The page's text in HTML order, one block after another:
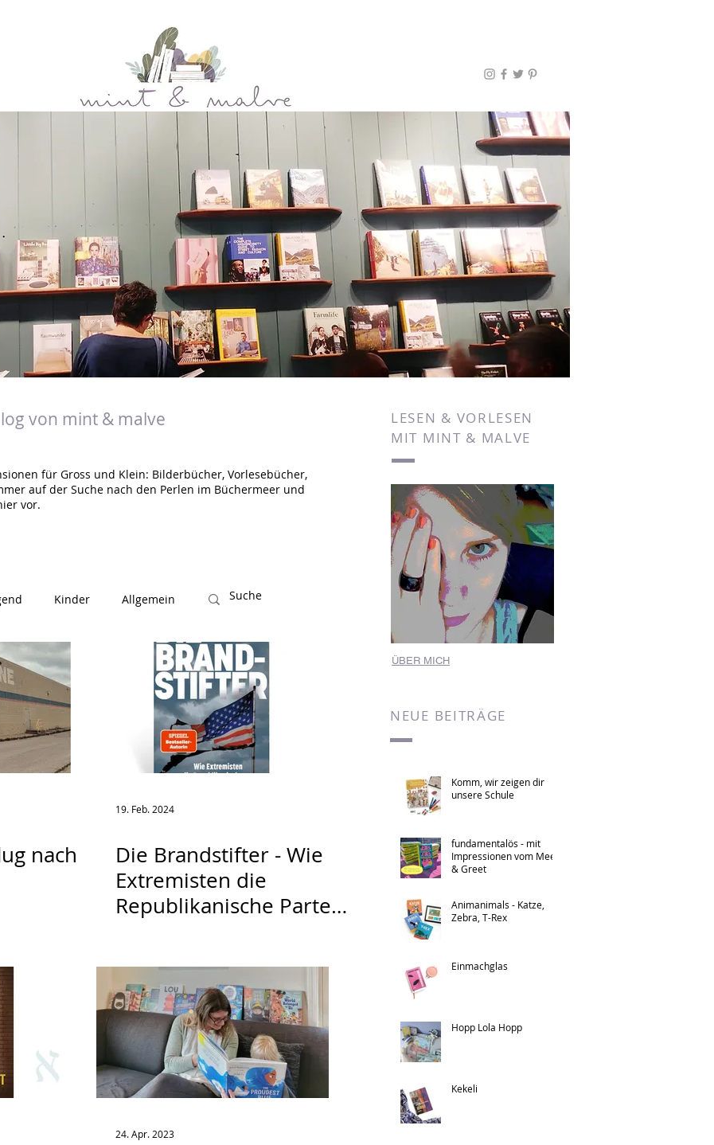
von mint & malve
LESEN & VORLESEN
MIT MINT & MALVE
für Gross und Klein: Bilderbücher, Vorlesebücher,
auf der Suche nach den Perlen im Büchermeer und
vor.
Kinder Allgemein
nach
19. Feb. 2024
Die Brandstifter - Wie
Extremisten die
Republikanische Partei
24. Apr. 2023
ÜBER MICH
NEUE BEITRÄGE
Komm, wir zeigen dir
unsere Schule
fundamentalös - mit
Impressionen vom Meet
& Greet
Animanimals - Katze,
Zebra, T-Rex
Einmachglas
Hopp Lola Hopp
Kekeli